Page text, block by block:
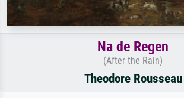
Na de Regen
(After the Rain)
Theodore Rousseau